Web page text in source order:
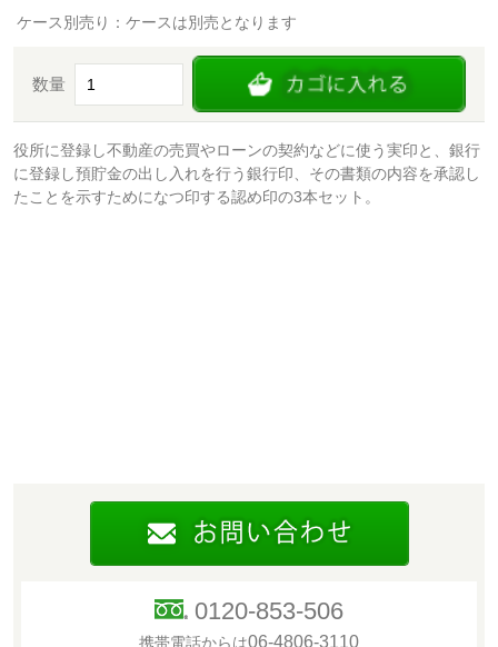
ケース別売り：ケースは別売となります
数量
役所に登録し不動産の売買やローンの契約などに使う実印と、銀行
に登録し預貯金の出し入れを行う銀行印、その書類の内容を承認し
たことを示すためになつ印する認め印の3本セット。
0120-853-506
携帯電話からは06-4806-3110